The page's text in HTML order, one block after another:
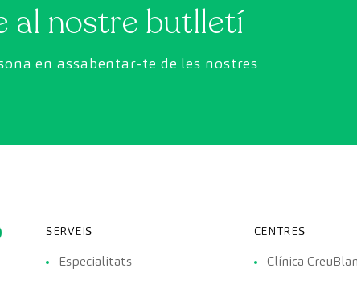
al nostre butlletí
en assabentar-te de les nostres
SERVEIS
Especialitats
CENTRES
Clínica